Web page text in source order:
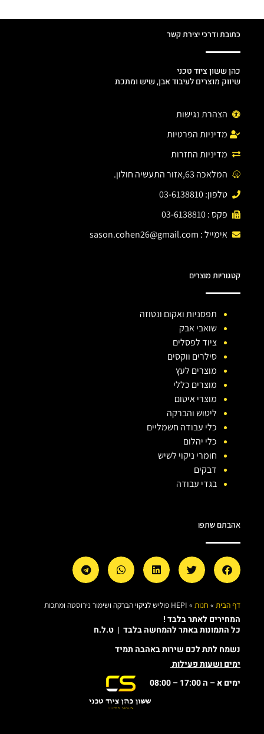
כתובת ודרכי יצירת קשר
כהן ששון ציוד טכני
שיווק מוצרים לעיבוד אבן, שיש ומתכת
הצהרת נגישות
מדיניות הפרטיות
מדיניות החזרות
המלאכה 63,אזור התעשיה חולון.
טלפון: 03-6138810
פקס : 03-6138810
אימייל : sason.cohen26@gmail.com
קטגוריות מוצרים
תפסניות ואקום ונטוזה
שואבי אבק
ציוד לפסלים
סילרים ווקסים
מוצרים לעץ
מוצרים כללי
מוצרי איטום
ליטוש והברקה
כלי עבודה חשמליים
כלי יהלום
חומרי ניקוי לשיש
דבקים
בגדי עבודה
אהבתם שתפו
דף הבית » חנות » HEPI פוליש לניקוי הברקה ושימור נירוסטה ומתכות
המחירים לאתר בלבד !
כל התמונות באתר להמחשה בלבד | ט.ל.ח
נשמח לתת לכם שירות באהבה תמיד
ימים ושעות פעילות
ימים א – ה 17:00 – 08:00